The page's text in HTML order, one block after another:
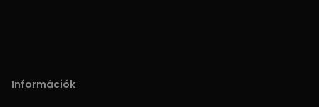
Információk